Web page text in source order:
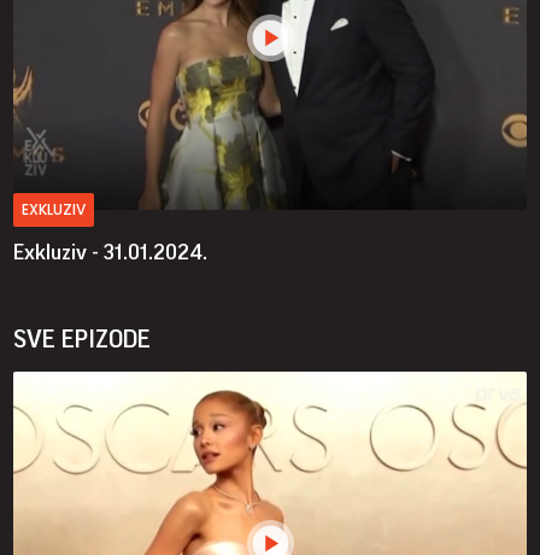
EXKLUZIV
Exkluziv - 31.01.2024.
SVE EPIZODE